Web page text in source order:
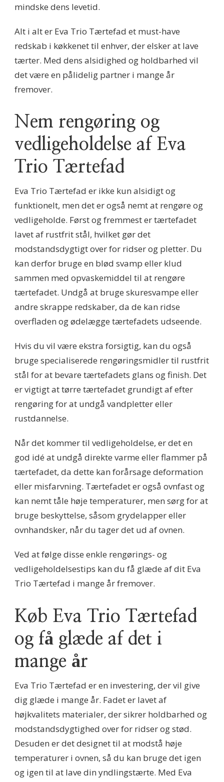
mindske dens levetid.
Alt i alt er Eva Trio Tærtefad et must-have
redskab i køkkenet til enhver, der elsker at lave
tærter. Med dens alsidighed og holdbarhed vil
det være en pålidelig partner i mange år
fremover.
Nem rengøring og
vedligeholdelse af Eva
Trio Tærtefad
Eva Trio Tærtefad er ikke kun alsidigt og
funktionelt, men det er også nemt at rengøre og
vedligeholde. Først og fremmest er tærtefadet
lavet af rustfrit stål, hvilket gør det
modstandsdygtigt over for ridser og pletter. Du
kan derfor bruge en blød svamp eller klud
sammen med opvaskemiddel til at rengøre
tærtefadet. Undgå at bruge skuresvampe eller
andre skrappe redskaber, da de kan ridse
overfladen og ødelægge tærtefadets udseende.
Hvis du vil være ekstra forsigtig, kan du også
bruge specialiserede rengøringsmidler til rustfrit
stål for at bevare tærtefadets glans og finish. Det
er vigtigt at tørre tærtefadet grundigt af efter
rengøring for at undgå vandpletter eller
rustdannelse.
Når det kommer til vedligeholdelse, er det en
god idé at undgå direkte varme eller flammer på
tærtefadet, da dette kan forårsage deformation
eller misfarvning. Tærtefadet er også ovnfast og
kan nemt tåle høje temperaturer, men sørg for at
bruge beskyttelse, såsom grydelapper eller
ovnhandsker, når du tager det ud af ovnen.
Ved at følge disse enkle rengørings- og
vedligeholdelsestips kan du få glæde af dit Eva
Trio Tærtefad i mange år fremover.
Køb Eva Trio Tærtefad
og få glæde af det i
mange år
Eva Trio Tærtefad er en investering, der vil give
dig glæde i mange år. Fadet er lavet af
højkvalitets materialer, der sikrer holdbarhed og
modstandsdygtighed over for ridser og stød.
Desuden er det designet til at modstå høje
temperaturer i ovnen, så du kan bruge det igen
og igen til at lave din yndlingstærte. Med Eva